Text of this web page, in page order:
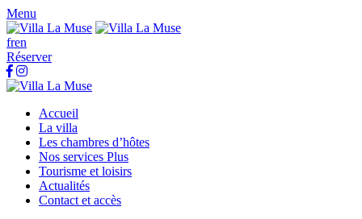
Menu
fren
Réserver
Accueil
La villa
Les chambres d’hôtes
Nos services Plus
Tourisme et loisirs
Actualités
Contact et accès